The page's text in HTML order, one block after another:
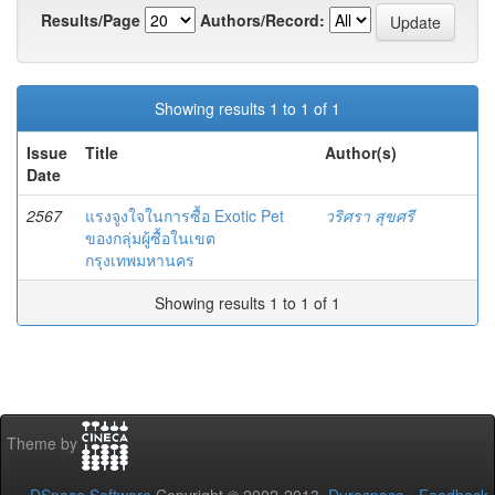
Results/Page
Authors/Record:
Showing results 1 to 1 of 1
Issue
Date
Title Author(s)
2567
แรงจูงใจในการซื้อ Exotic Pet
ของกลุ่มผู้ซื้อในเขต
กรุงเทพมหานคร
วริศรา สุขศรี
Showing results 1 to 1 of 1
Theme by